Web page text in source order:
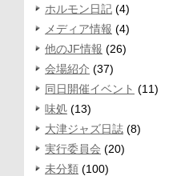
ホルモン日記 (4)
メディア情報 (4)
他のJF情報 (26)
会場紹介 (37)
同日開催イベント (11)
味処 (13)
大津ジャズ日誌 (8)
実行委員会 (20)
未分類 (100)